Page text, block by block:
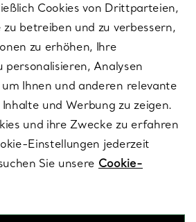
Cookies von Drittparteien,
betreiben und zu verbessern,
zu erhöhen, Ihre
Analysen
Ihnen und anderen relevante
und Werbung zu zeigen.
und ihre Zwecke zu erfahren
Einstellungen jederzeit
Sie unsere Cookie-